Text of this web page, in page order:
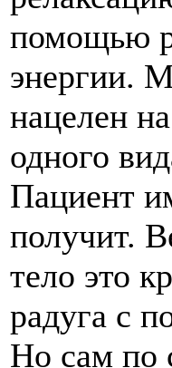
помощью
энергии.
нацелен
одного
Пациент
получит.
тело это
радуга с
Но сам по